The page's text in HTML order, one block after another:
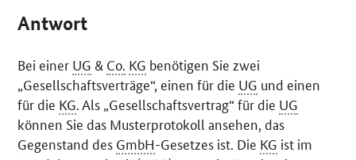
Antwort
Bei einer UG & Co. KG benötigen Sie zwei
„Gesellschaftsverträge“, einen für die UG und einen
für die KG. Als „Gesellschaftsvertrag“ für die UG
können Sie das Musterprotokoll ansehen, das
Gegenstand des GmbH-Gesetzes ist. Die KG ist im